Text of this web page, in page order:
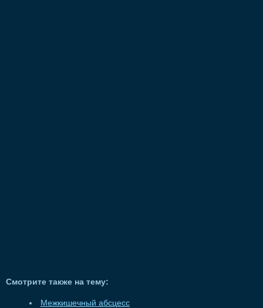
Смотрите также на тему:
Межкишечный абсцесс